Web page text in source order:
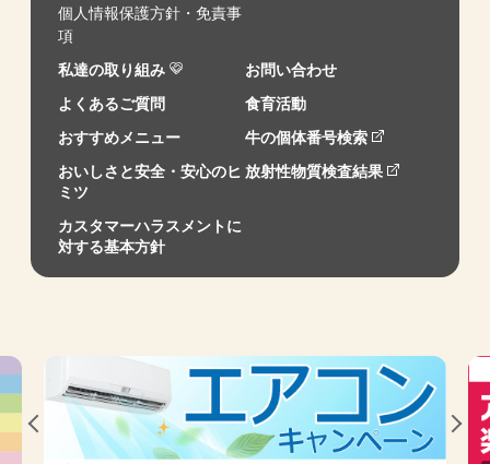
個人情報保護方針・免責事
項
私達の取り組み
お問い合わせ
よくあるご質問
食育活動
おすすめメニュー
牛の個体番号検索
おいしさと安全・安心のヒ
ミツ
放射性物質検査結果
カスタマーハラスメントに
対する基本方針